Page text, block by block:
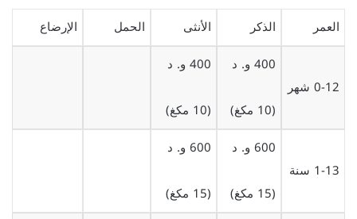
العمر الذكر الأنثى الحمل الإرضاع
0-12 شهر
400 و. د
(10 مكغ)
400 و. د
(10 مكغ)
1-13 سنة
600 و. د
(15 مكغ)
600 و. د
(15 مكغ)